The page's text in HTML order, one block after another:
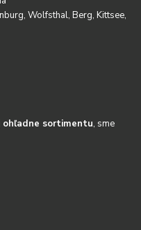
Wolfsthal, Berg, Kittsee,
ohľadne sortimentu, sme